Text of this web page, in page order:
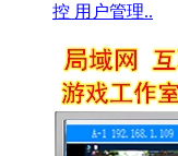
控 用户管理..